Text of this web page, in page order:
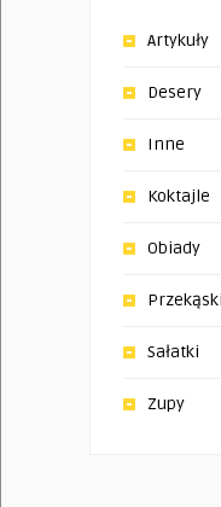
Artykuły
Desery
Inne
Koktajle
Obiady
Przekąski
Sałatki
Zupy